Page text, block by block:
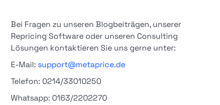
Bei Fragen zu unseren Blogbeiträgen, unserer
Repricing Software oder unseren Consulting
Lösungen kontaktieren Sie uns gerne unter:
E-Mail: support@metaprice.de
Telefon: 0214/33010250
Whatsapp: 0163/2202270